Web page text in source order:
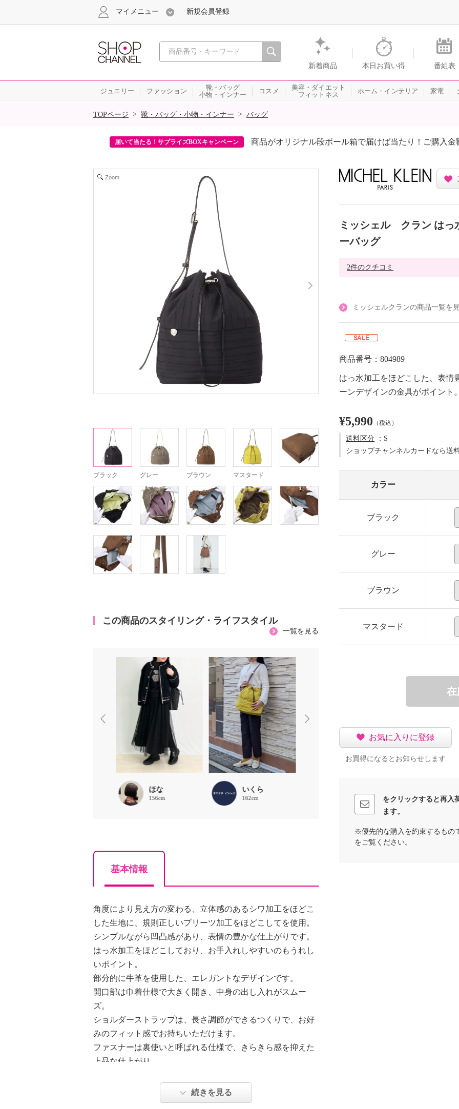
心おどる、瞬間を。通販・テレビショッピングのショップチャンネル
新着商品 本日お買い得 番組表
マイメニュー 新規会員登録
ジュエリー ファッション
靴・バッグ
小物・インナー
コスメ
美容・ダイエット
フィットネス
ホーム・インテリア 家電
SALE
TOPページ > 靴・バッグ・小物・インナー > バッグ
届いて当たる！サプライズBOXキャンペーン 商品がオリジナル段ボール箱で届けば当たり！ご購入
Zoom
ブラック グレー ブラウン マスタード
この商品のスタイリング・ライフスタイル
一覧を見る
ほな
156cm
いくら
162cm 157cm
基本情報
角度により見え方の変わる、立体感のあるシワ加工をほどこ
した生地に、規則正しいプリーツ加工をほどこしてを使用。
シンプルながら凹凸感があり、表情の豊かな仕上がりです。
はっ水加工をほどこしており、お手入れしやすいのもうれし
いポイント。
部分的に牛革を使用した、エレガントなデザインです。
開口部は巾着仕様で大きく開き、中身の出し入れがスムー
ズ。
ショルダーストラップは、長さ調節ができるつくりで、お好
みのフィット感でお持ちいただけます。
ファスナーは裏使いと呼ばれる仕様で、きらきら感を抑えた
上品な仕上がり。
磨されて角がだんだん取れて丸くなったストーンをイメージ
続きを見る
ミッシェル クラン はっ
ーバッグ
2件のクチコミ
ミッシェルクランの商品一覧を
商品番号：804989
はっ水加工をほどこした、表情
ーンデザインの金具がポイント
¥5,990 （税込）
送料区分 ：S
ショップチャンネルカードなら送
カラー
ブラック
グレー
ブラウン
マスタード
在
お気に入りに登録
お買得になるとお知らせします
をクリックすると再入
ます。
※優先的な購入を約束するもの
をご覧ください。